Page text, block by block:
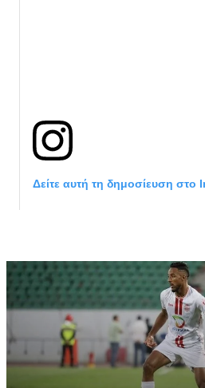
Δείτε αυτή τη δημοσίευση στο